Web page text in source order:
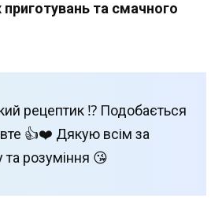
та смачного
рецептик ⁉️ Подобається
👍❤️ Дякую всім за
та розуміння 😘